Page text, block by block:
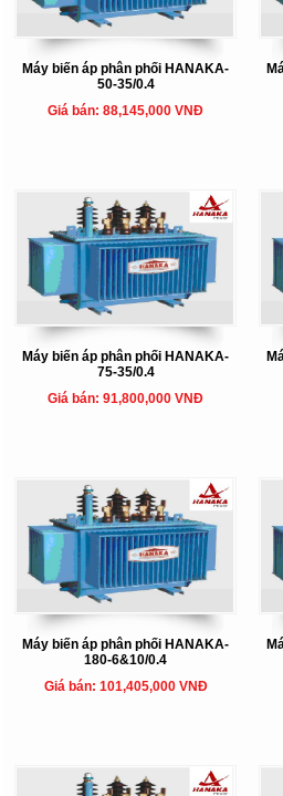
Máy biến áp phân phối HANAKA-
50-35/0.4
Giá bán: 88,145,000 VNĐ
Máy biến áp phân phối HANAKA-
75-35/0.4
Giá bán: 91,800,000 VNĐ
Máy biến áp phân phối HANAKA-
180-6&10/0.4
Giá bán: 101,405,000 VNĐ